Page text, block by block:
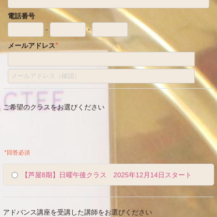
電話番号
-
-
メールアドレス*
ご希望のクラスをお選びください
*回答必須
【芦屋8期】日曜午後クラス 2025年12月14日スタート
アドバンス講座を受講した講師をお選びください